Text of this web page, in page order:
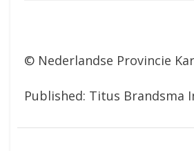
© Nederlandse Provincie
Published: Titus Brandsma